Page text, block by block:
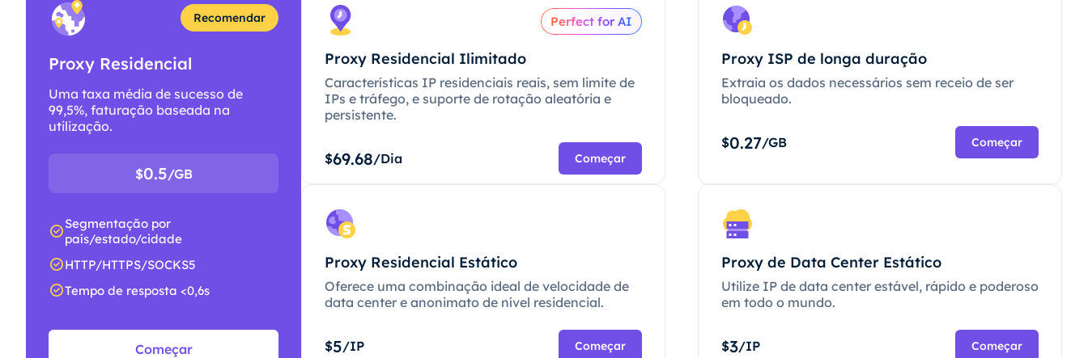
Recomendar
Proxy Residencial
Uma taxa média de sucesso de
99,5%, faturação baseada na
utilização.
$0.5/GB
Segmentação por
país/estado/cidade
HTTP/HTTPS/SOCKS5
Tempo de resposta <0,6s
Começar
Perfect for AI
Proxy Residencial Ilimitado
Características IP residenciais reais, sem limite de
IPs e tráfego, e suporte de rotação aleatória e
persistente.
$69.68/Dia Começar
Proxy ISP de longa duração
Extraia os dados necessários sem receio de ser
bloqueado.
$0.27/GB Começar
Proxy Residencial Estático
Oferece uma combinação ideal de velocidade de
data center e anonimato de nível residencial.
$5/IP Começar
Proxy de Data Center Estático
Utilize IP de data center estável, rápido e poderoso
em todo o mundo.
$3/IP Começar